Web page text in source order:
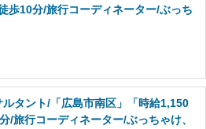
歩10分/旅行コーディネーター/ぶっち
タント/「広島市南区」「時給1,150
/旅行コーディネーター/ぶっちゃけ、